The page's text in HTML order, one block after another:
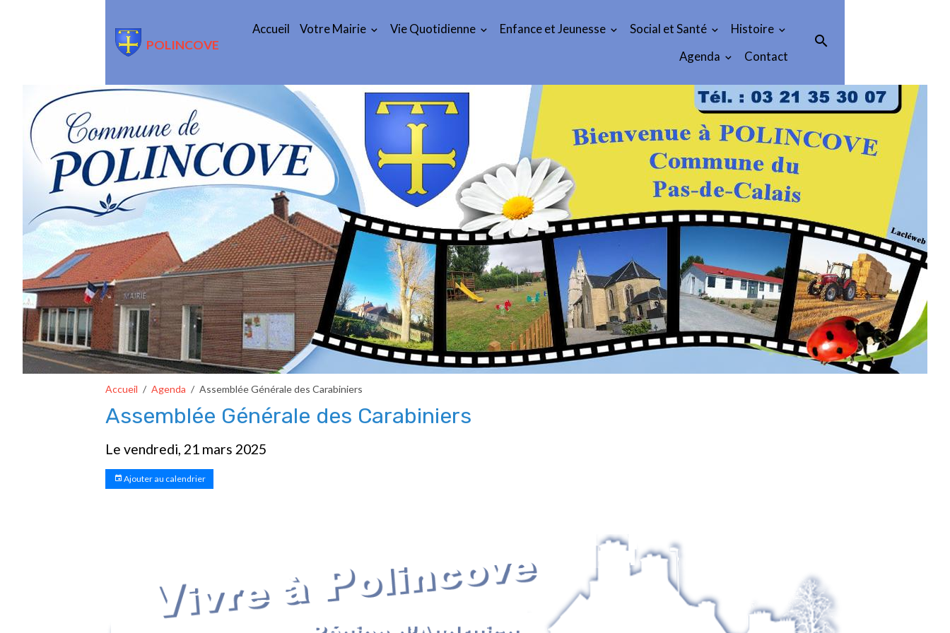
POLINCOVE
Accueil Votre Mairie Vie Quotidienne Enfance et Jeunesse Social et Santé
Histoire
Agenda
Contact
Accueil Agenda Assemblée Générale des Carabiniers
Assemblée Générale des Carabiniers
Le vendredi, 21 mars 2025
Ajouter au calendrier